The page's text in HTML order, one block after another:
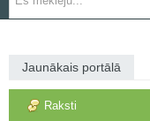
Jaunākais portālā
Raksti